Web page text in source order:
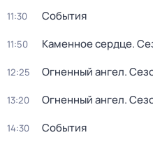
11:30 События
11:50 Каменное сердце.
12:25 Огненный ангел.
13:20 Огненный ангел.
14:30 События